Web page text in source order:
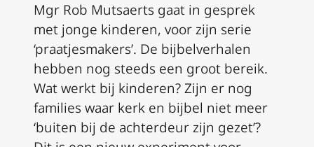
Mgr Rob Mutsaerts gaat in gesprek
met jonge kinderen, voor zijn serie
‘praatjesmakers’. De bijbelverhalen
hebben nog steeds een groot bereik.
Wat werkt bij kinderen? Zijn er nog
families waar kerk en bijbel niet meer
‘buiten bij de achterdeur zijn gezet’?